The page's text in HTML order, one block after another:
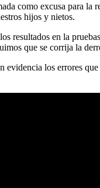
como excusa para
hijos y nietos.
resultados en la
que se corrija la
evidencia los errores